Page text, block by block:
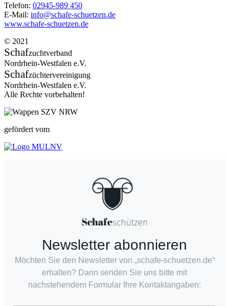
Telefon: 02945-989 450
E-Mail: info@schafe-schuetzen.de
www.schafe-schuetzen.de
© 2021
Schafzuchtverband
Nordrhein-Westfalen e.V.
Schafzüchtervereinigung
Nordrhein-Westfalen e.V.
Alle Rechte vorbehalten!
gefördert vom
Newsletter abonnieren
Möchten Sie den Newsletter von „schafe-schuetzen.de“
erhalten? Dann senden Sie uns bitte mit
nachstehendem Formular Ihre Kontaktangaben: